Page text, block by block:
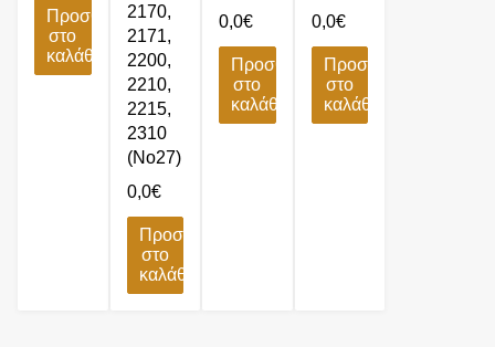
Προσθήκη
στο
καλάθι
2170,
2171,
2200,
2210,
2215,
2310
(No27)
0,0€
Προσθήκη
στο
καλάθι
0,0€
Προσθήκη
στο
καλάθι
0,0€
Προσθήκη
στο
καλάθι